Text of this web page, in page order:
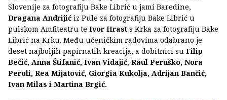
Slovenije za fotografiju Bake Librić u jami Baredine,
Dragana Andrijić iz Pule za fotografiju Bake Librić u
pulskom Amfiteatru te Ivor Hrast s Krka za fotografiju Bake
Librić na Krku. Među učeničkim radovima odabrano je
deset najboljih papirnatih kreacija, a dobitnici su Filip
Bečić, Anna Štifanić, Ivan Vidajić, Raul Peruško, Nora
Peroli, Rea Mijatović, Giorgia Kukolja, Adrijan Bančić,
Ivan Milas i Martina Brgić.